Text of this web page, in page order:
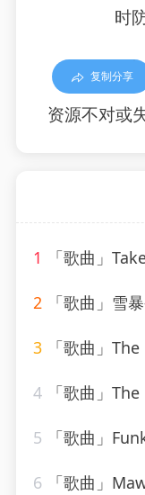
时
复制分享
资源不对或
1 「歌曲」
2 「歌曲」雪
3 「歌曲」The
4 「歌曲」The Four
5 「歌曲」
6 「歌曲」